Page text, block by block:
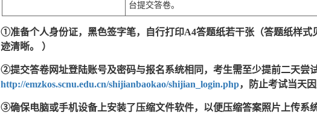
台提交答卷。
①准备个人身份证，黑色签字笔，自行打印A4答题纸若干张（答题纸样式
迹清晰。
）
②提交答卷网址登陆账号及密码与报名系统相同，考生需至少提前二天尝
http://emzkos.scnu.edu.cn/shijianbaokao/shijian_login.php，防止考试当天
③确保电脑或手机设备上安装了压缩文件软件，以便压缩答案照片上传系